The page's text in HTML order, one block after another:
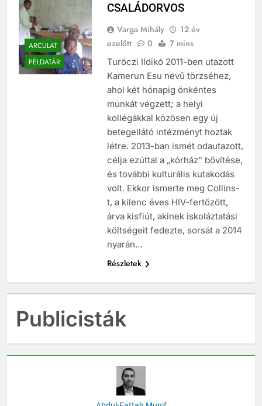
ARCULAT
PÉLDATÁR
CSALÁDORVOS
Varga Mihály
12 év
ezelőtt
0 7 mins
Turóczi Ildikó 2011-ben utazott
Kamerun Esu nevű törzséhez,
ahol két hónapig önkéntes
munkát végzett; a helyi
kollégákkal közösen egy új
betegellátó intézményt hoztak
létre. 2013-ban ismét odautazott,
célja ezúttal a „kórház” bővítése,
és további kulturális kutakodás
volt. Ekkor ismerte meg Collins-
t, a kilenc éves HIV-fertőzött,
árva kisfiút, akinek iskoláztatási
költségeit fedezte, sorsát a 2014
nyarán…
Részletek
Publicisták